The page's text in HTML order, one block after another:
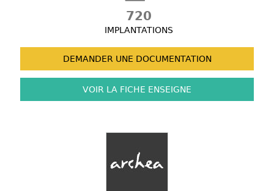
720
IMPLANTATIONS
DEMANDER UNE DOCUMENTATION
VOIR LA FICHE ENSEIGNE